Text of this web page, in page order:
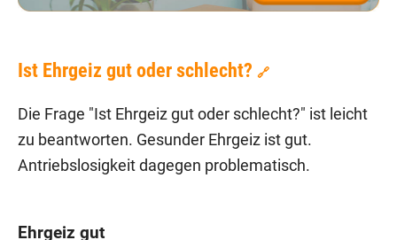
Ist Ehrgeiz gut oder schlecht? 🔗
Die Frage "Ist Ehrgeiz gut oder schlecht?" ist leicht
zu beantworten. Gesunder Ehrgeiz ist gut.
Antriebslosigkeit dagegen problematisch.
Ehrgeiz gut